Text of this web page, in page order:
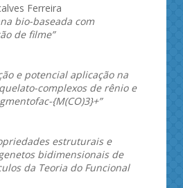
Ferreira
bio-baseada com
de filme”
e potencial aplicação na
complexos de rênio e
{M(CO)3}+”
estruturais e
bidimensionais de
da Teoria do Funcional